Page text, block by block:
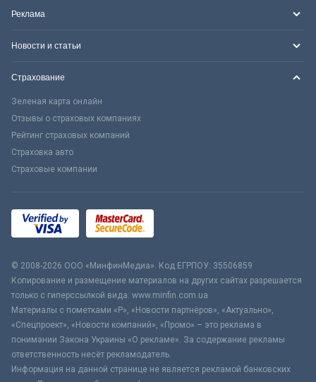
Реклама
Новости и статьи
Страхование
Зеленая карта онлайн
Отзывы о страховых компаниях
Рейтинг страховых компаний
Страховка авто
Страховые компании
© 2008-2026 ООО «МинфинМедиа». Код ЕГРПОУ: 35506859
Копирование и размещение материалов на других сайтах разрешается
только с гиперссылкой вида: www.minfin.com.ua
Материалы с пометками «Р», «Новости партнёров», «Актуально»,
«Спецпроект», «Новости компаний», «Промо» – это реклама в
понимании Закона Украины «О рекламе». За содержание рекламы
ответственность несёт рекламодатель.
Информация на данной странице не является рекламой банковских